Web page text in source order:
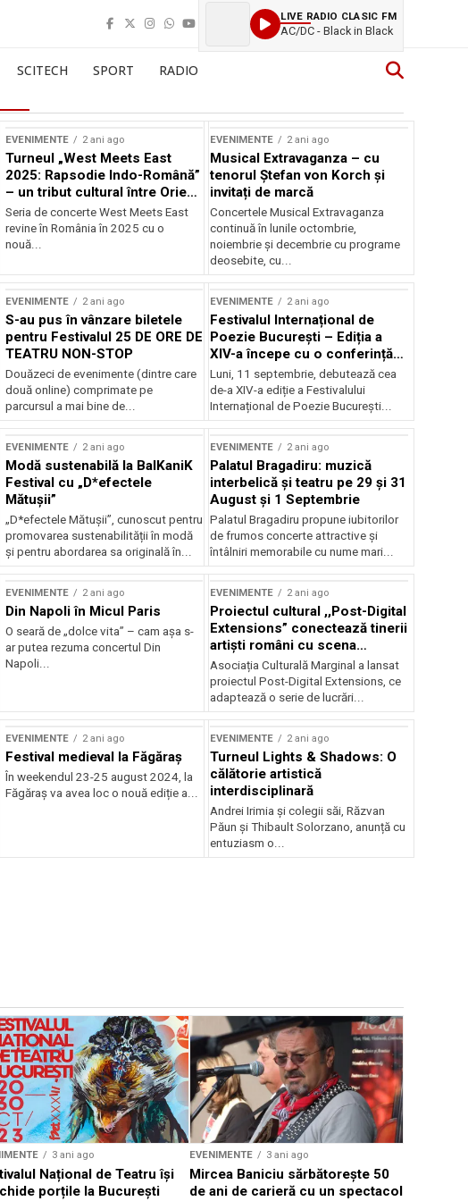
LIVE RADIO CLASIC FM
AC/DC - Black in Black
SCITECH SPORT RADIO
EVENIMENTE 2 ani ago
Turneul „West Meets East
2025: Rapsodie Indo-Română”
– un tribut cultural între Orient
și Occident
Seria de concerte West Meets East
revine în România în 2025 cu o
nouă...
EVENIMENTE 2 ani ago
Musical Extravaganza – cu
tenorul Ștefan von Korch și
invitați de marcă
Concertele Musical Extravaganza
continuă în lunile octombrie,
noiembrie şi decembrie cu programe
deosebite, cu...
EVENIMENTE 2 ani ago
S-au pus în vânzare biletele
pentru Festivalul 25 DE ORE DE
TEATRU NON-STOP
Douăzeci de evenimente (dintre care
două online) comprimate pe
parcursul a mai bine de...
EVENIMENTE 2 ani ago
Festivalul Internațional de
Poezie București – Ediția a
XIV-a începe cu o conferință
despre limba română
susținută de Marco Lucchesi
Luni, 11 septembrie, debutează cea
de-a XIV-a ediție a Festivalului
Internațional de Poezie București...
EVENIMENTE 2 ani ago
Modă sustenabilă la BalKaniK
Festival cu „D*efectele
Mătușii”
„D*efectele Mătușii”, cunoscut pentru
promovarea sustenabilității în modă
și pentru abordarea sa originală în...
EVENIMENTE 2 ani ago
Palatul Bragadiru: muzică
interbelică şi teatru pe 29 şi 31
August şi 1 Septembrie
Palatul Bragadiru propune iubitorilor
de frumos concerte attractive şi
întâlniri memorabile cu nume mari...
EVENIMENTE 2 ani ago
Din Napoli în Micul Paris
O seară de „dolce vita” – cam așa s-
ar putea rezuma concertul Din
Napoli...
EVENIMENTE 2 ani ago
Proiectul cultural ,,Post-Digital
Extensions” conectează tinerii
artiști români cu scena
internațională
Asociația Culturală Marginal a lansat
proiectul Post-Digital Extensions, ce
adaptează o serie de lucrări...
EVENIMENTE 2 ani ago
Festival medieval la Făgăraș
În weekendul 23-25 august 2024, la
Făgăraș va avea loc o nouă ediție a...
EVENIMENTE 2 ani ago
Turneul Lights & Shadows: O
călătorie artistică
interdisciplinară
Andrei Irimia și colegii săi, Răzvan
Păun și Thibault Solorzano, anunță cu
entuziasm o...
3 ani ago
Național de Teatru își
porțile la București
EVENIMENTE 3 ani ago
Mircea Baniciu sărbătorește 50
de ani de carieră cu un spectacol